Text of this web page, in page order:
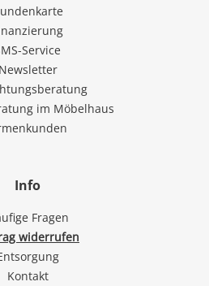
Service
Newsletter
im Möbelhaus
Info
Fragen
widerrufen
Kontakt